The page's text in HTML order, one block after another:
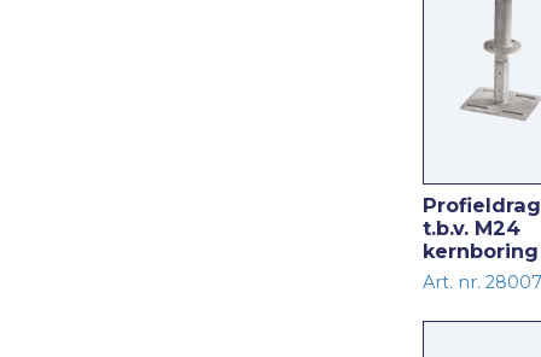
t.b.v. M24
kernboring
Art. nr. 28007